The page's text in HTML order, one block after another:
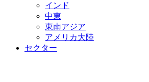
インド
中東
東南アジア
アメリカ大陸
セクター